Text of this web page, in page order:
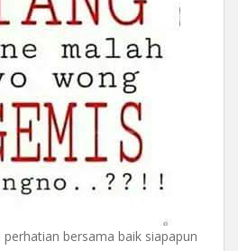
bersama baik siapapun